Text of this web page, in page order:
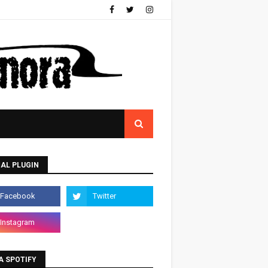
PLUGIN
SPOTIFY